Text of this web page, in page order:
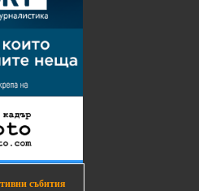
събития